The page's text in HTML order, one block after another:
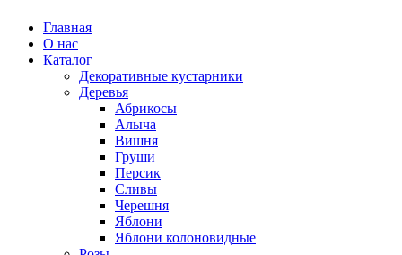
Главная
О нас
Каталог
Декоративные кустарники
Деревья
Абрикосы
Алыча
Вишня
Груши
Персик
Сливы
Черешня
Яблони
Яблони колоновидные